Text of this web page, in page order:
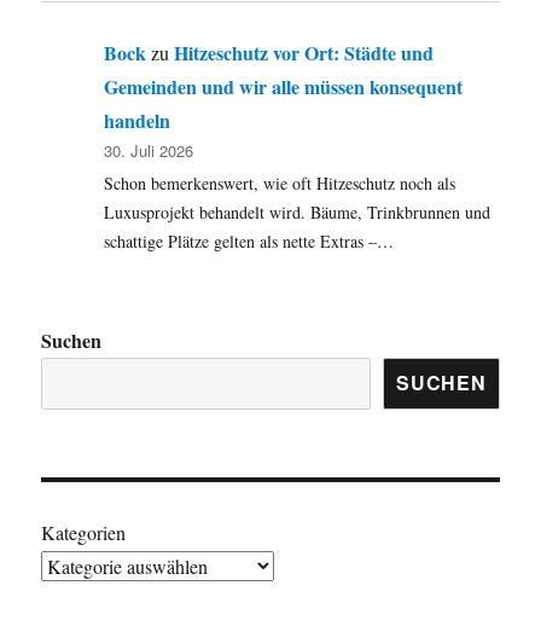
Bock zuHitzeschutz vor Ort: Städte und
Gemeinden und wir alle müssen konsequent
handeln
30. Juli 2026
Schon bemerkenswert, wie oft Hitzeschutz noch als
Luxusprojekt behandelt wird. Bäume, Trinkbrunnen und
schattige Plätze gelten als nette Extras –…
Suchen
SUCHEN
Kategorien